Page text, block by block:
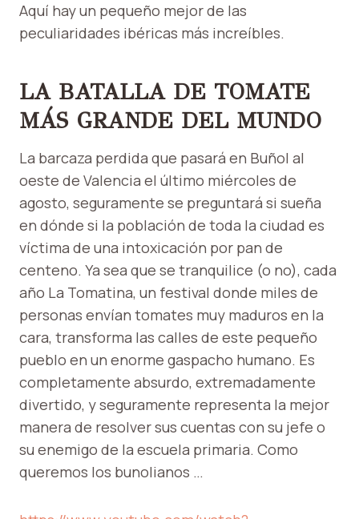
Aquí hay un pequeño mejor de las
peculiaridades ibéricas más increíbles.
LA BATALLA DE TOMATE
MÁS GRANDE DEL MUNDO
La barcaza perdida que pasará en Buñol al
oeste de Valencia el último miércoles de
agosto, seguramente se preguntará si sueña
en dónde si la población de toda la ciudad es
víctima de una intoxicación por pan de
centeno. Ya sea que se tranquilice (o no), cada
año La Tomatina, un festival donde miles de
personas envían tomates muy maduros en la
cara, transforma las calles de este pequeño
pueblo en un enorme gaspacho humano. Es
completamente absurdo, extremadamente
divertido, y seguramente representa la mejor
manera de resolver sus cuentas con su jefe o
su enemigo de la escuela primaria. Como
queremos los bunolianos …